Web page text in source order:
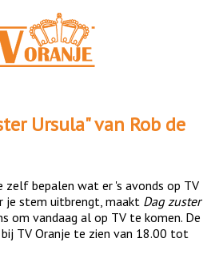
Ursula" van Rob de
zelf bepalen wat er 's avonds op TV
je stem uitbrengt, maakt Dag zuster
om vandaag al op TV te komen. De
bij TV Oranje te zien van 18.00 tot